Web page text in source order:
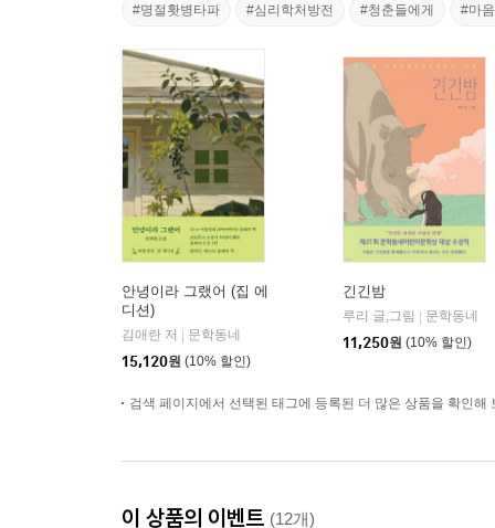
#명절홧병타파 #심리학처방전 #청춘들에게 #마
안녕이라 그랬어 (집 에
디션)
김애란 저
문학동네
15,120원 (10% 할인)
긴긴밤
루리 글,그림
문학동네
11,250원 (10% 할인)
검색 페이지에서 선택된 태그에 등록된 더 많은 상품을 확인해
이 상품의 이벤트 (12개)